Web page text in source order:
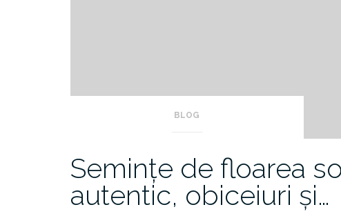
BLOG
Semințe de floarea
autentic, obiceiuri și…